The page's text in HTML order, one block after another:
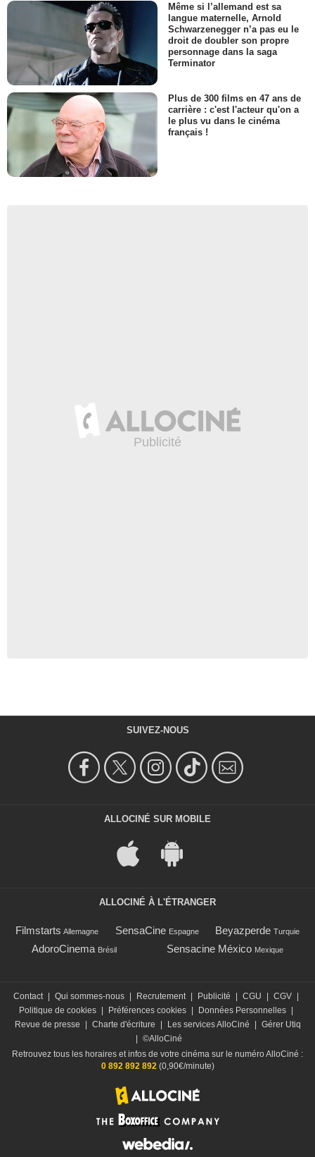
Même si l’allemand est sa
langue maternelle, Arnold
Schwarzenegger n’a pas eu le
droit de doubler son propre
personnage dans la saga
Terminator
Plus de 300 films en 47 ans de
carrière : c'est l'acteur qu'on a
le plus vu dans le cinéma
français !
SUIVEZ-NOUS
ALLOCINÉ SUR MOBILE
ALLOCINÉ À L'ÉTRANGER
Filmstarts Allemagne SensaCine Espagne Beyazperde Turquie
AdoroCinema Brésil Sensacine México Mexique
Contact Qui sommes-nous Recrutement Publicité CGU CGV
Politique de cookies
Préférences cookies Données Personnelles
Revue de presse
Charte d'écriture Les services AlloCiné
Gérer Utiq
©AlloCiné
Retrouvez tous les horaires et infos de votre cinéma sur le numéro AlloCiné :
0 892 892 892(0,90€/minute)